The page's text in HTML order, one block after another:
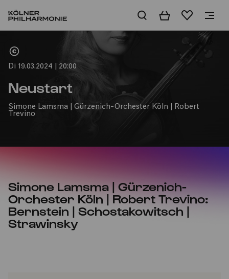
WarenkorbMerkliste
Di 19.03.2024 | 20:00
Neustart
Simone Lamsma | Gürzenich-Orchester Köln | Robert
Trevino
Simone Lamsma | Gürzenich-
Orchester Köln | Robert Trevino:
Bernstein | Schostakowitsch |
Strawinsky